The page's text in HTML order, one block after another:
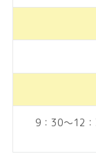
9：30～12